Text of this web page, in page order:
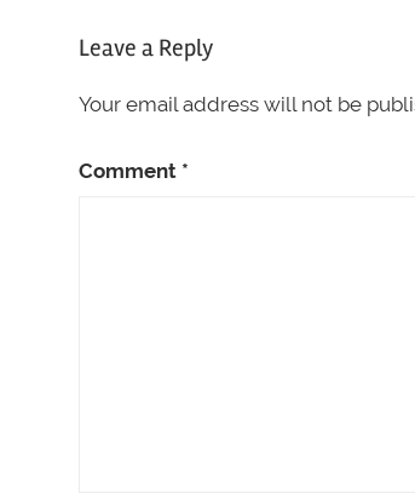
Leave a Reply
Your email address will not be
Comment *